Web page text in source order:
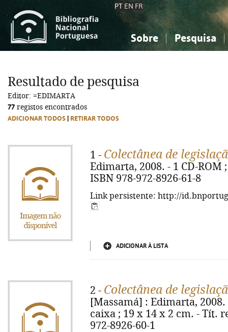
PT EN FR
Sobre Pesquisa
Ciências sociais...
Ciências sociais...
Resultado de pesquisa
Editor: =EDIMARTA
77 registos encontrados
ADICIONAR TODOS RETIRAR TODOS
1 - Colectânea de
Edimarta, 2008. - 1 CD-
ISBN 978-972-8926-61-8
Link persistente: http://
ADICIONAR À LISTA
2 - Colectânea de
[Massamá] : Edimarta,
caixa ; 19 x 14 x 2 cm. - Tít.
972-8926-60-1